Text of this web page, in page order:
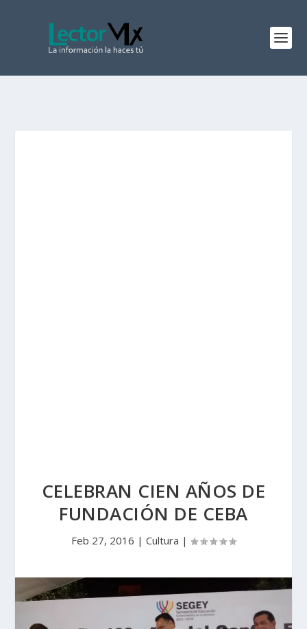
CELEBRAN CIEN AÑOS DE
FUNDACIÓN DE CEBA
Feb 27, 2016 | Cultura |